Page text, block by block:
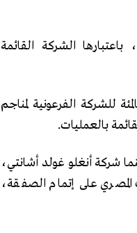
الشركة القائمة
السكري مشتركة بـ50 بالمئة؜ لهيئة الثروة المعدنية و50 بالمئة؜ للشركة الفرعونية لمناجم
بالعمليات.
شركة أنغلو غولد أشانتي،
على إتمام الصفقة،